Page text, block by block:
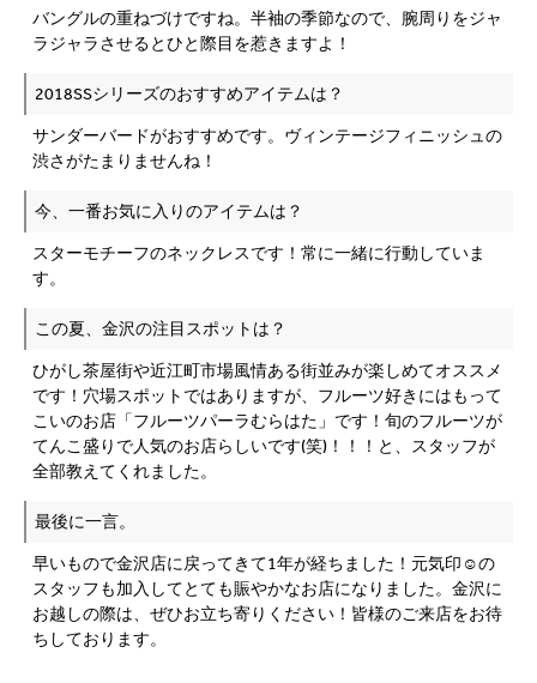
バングルの重ねづけですね。半袖の季節なので、腕周りをジャ
ラジャラさせるとひと際目を惹きますよ！
2018SSシリーズのおすすめアイテムは？
サンダーバードがおすすめです。ヴィンテージフィニッシュの
渋さがたまりませんね！
今、一番お気に入りのアイテムは？
スターモチーフのネックレスです！常に一緒に行動していま
す。
この夏、金沢の注目スポットは？
ひがし茶屋街や近江町市場風情ある街並みが楽しめてオススメ
です！穴場スポットではありますが、フルーツ好きにはもって
こいのお店「フルーツパーラむらはた」です！旬のフルーツが
てんこ盛りで人気のお店らしいです(笑)！！！と、スタッフが
全部教えてくれました。
最後に一言。
早いもので金沢店に戻ってきて1年が経ちました！元気印☺の
スタッフも加入してとても賑やかなお店になりました。金沢に
お越しの際は、ぜひお立ち寄りください！皆様のご来店をお待
ちしております。